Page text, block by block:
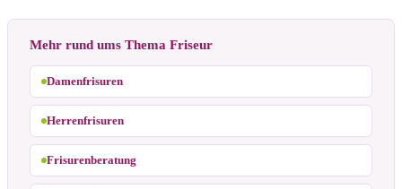
Mehr rund ums Thema Friseur
Damenfrisuren
Herrenfrisuren
Frisurenberatung